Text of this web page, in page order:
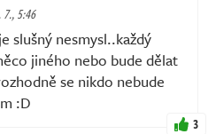
7., 5:46
slušný nesmysl..každý
jiného nebo bude dělat
se nikdo nebude
:D
3